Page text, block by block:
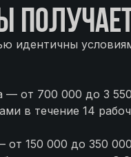
идентичны
— от 700 000 до 3
в течение 14
150 000 до 350